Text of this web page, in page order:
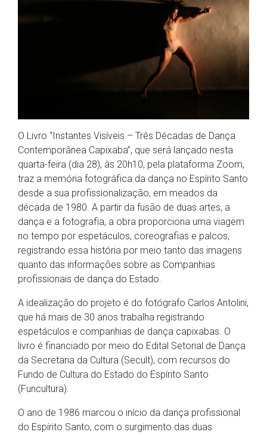
O Livro “Instantes Visíveis – Três Décadas de Dança
Contemporânea Capixaba”, que será lançado nesta
quarta-feira (dia 28), às 20h10, pela plataforma Zoom,
traz a memória fotográfica da dança no Espírito Santo
desde a sua profissionalização, em meados da
década de 1980. A partir da fusão de duas artes, a
dança e a fotografia, a obra proporciona uma viagem
no tempo por espetáculos, coreografias e palcos,
registrando essa história por meio tanto das imagens
quanto das informações sobre as Companhias
profissionais de dança do Estado.
A idealização do projeto é do fotógrafo Carlos Antolini,
que há mais de 30 anos trabalha registrando
espetáculos e companhias de dança capixabas. O
livro é financiado por meio do Edital Setorial de Dança
da Secretaria da Cultura (Secult), com recursos do
Fundo de Cultura do Estado do Espírito Santo
(Funcultura).
O ano de 1986 marcou o início da dança profissional
do Espírito Santo, com o surgimento das duas